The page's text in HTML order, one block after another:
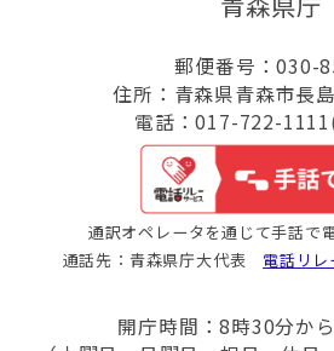
郵便番号：030-
住所：青森県青森市長
電話：017-722-
通訳オペレータを通じて手話で
通話先：青森県庁大代表 電話リ
開庁時間：8時30分か